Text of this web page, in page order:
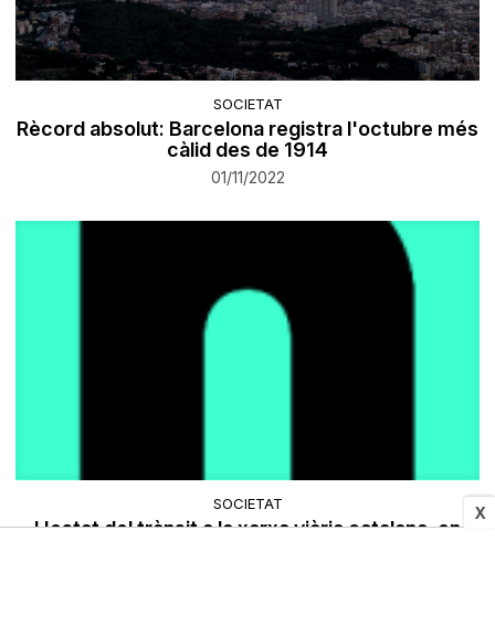
X
SOCIETAT
Rècord absolut: Barcelona registra l'octubre més
càlid des de 1914
01/11/2022
SOCIETAT
L'estat del trànsit a la xarxa viària catalana, en